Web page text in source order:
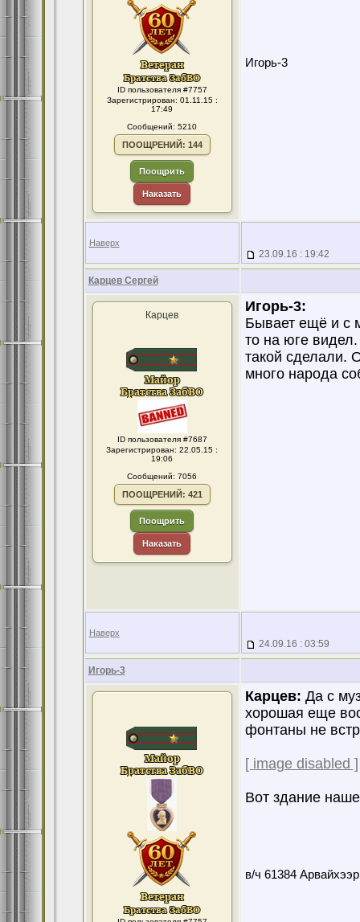
ID пользователя #7757
Зарегистрирован: 01.11.15 :
17:49
Сообщений: 5210
ПООЩРЕНИЙ: 144
Поощрить
Наказать
Игорь-3
Наверх
23.09.16 : 19:42
Карцев Сергей
Карцев
ID пользователя #7687
Зарегистрирован: 22.05.15 :
19:06
Сообщений: 7056
ПООЩРЕНИЙ: 421
Поощрить
Наказать
Игорь-3:
Бывает ещё и с
то на юге
такой сделали.
много народа
Наверх
24.09.16 : 03:59
Игорь-3
Карцев: Да с
хорошая еще
фонтаны не
[ image disabled ]
Вот здание
в/ч 61384